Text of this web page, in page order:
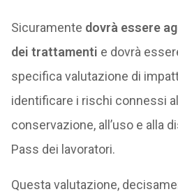
Sicuramente dovrà essere
dei trattamenti e dovrà
specifica valutazione di
identificare i rischi connessi
conservazione, all’uso e alla
Pass dei lavoratori.
Questa valutazione,